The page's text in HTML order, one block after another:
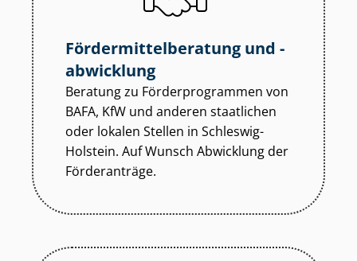
För­der­mit­tel­be­ra­tung und -
abwicklung
Beratung zu För­der­pro­gram­men von
BAFA, KfW und anderen staatlichen
oder lokalen Stellen in Schleswig-
Holstein. Auf Wunsch Abwicklung der
Förderanträge.